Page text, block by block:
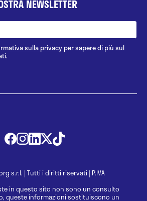
NEWSLETTER
sulla privacyper sapere di più sul
s.r.l. | Tutti i diritti riservati | P.IVA
in questo sito non sono un consulto
queste informazioni sostituiscono un